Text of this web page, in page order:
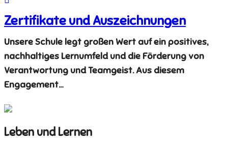
Zertifikate und Auszeichnungen
Unsere Schule legt großen Wert auf ein positives,
nachhaltiges Lernumfeld und die Förderung von
Verantwortung und Teamgeist. Aus diesem
Engagement…
Leben und Lernen